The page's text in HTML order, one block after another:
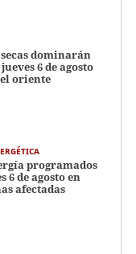
dominarán
6 de agosto
oriente
programados
6 de agosto en
afectadas